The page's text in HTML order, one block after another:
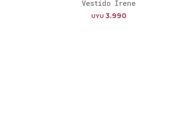
Vestido Irene
UYU 3.990